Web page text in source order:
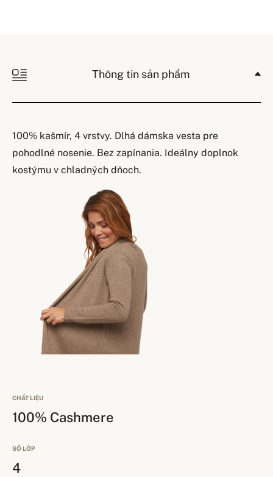
Thông tin sản phẩm
100% kašmír, 4 vrstvy. Dlhá dámska vesta pre
pohodlné nosenie. Bez zapínania. Ideálny doplnok
kostýmu v chladných dňoch.
CHẤT LIỆU
100% Cashmere
SỐ LỚP
4